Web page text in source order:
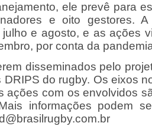
ele prevê para
e oito gestores.
e agosto, e as ações
por conta da
disseminados pelo
DRIPS do rugby. Os eixos
ações com os envolvidos
informações podem